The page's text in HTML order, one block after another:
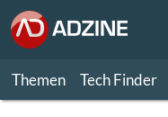
Themen Tech Finder